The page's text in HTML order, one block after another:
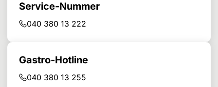
Service-Nummer
040 380 13 222
Gastro-Hotline
040 380 13 255